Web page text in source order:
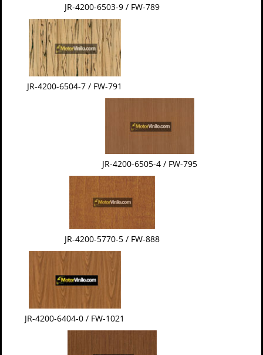
JR-4200-6503-9 / FW-789
JR-4200-6504-7 / FW-791
JR-4200-6505-4 / FW-795
JR-4200-5770-5 / FW-888
JR-4200-6404-0 / FW-1021